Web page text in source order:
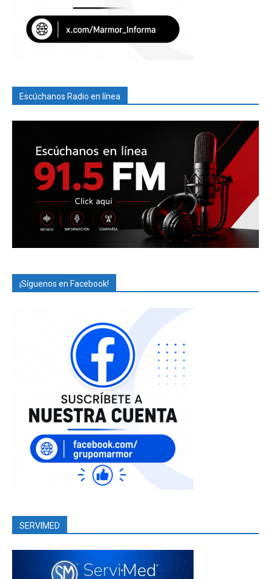
Escúchanos Radio en línea
¡Síguenos en Facebook!
SERVIMED